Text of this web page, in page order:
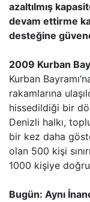
azaltılmış
devam ettirme
desteğine
2009 Kurban
Kurban
rakamlarına
hissedildiği bir
Denizli halkı,
bir kez daha
olan 500 kişi
1000 kişiye
Bugün: Aynı